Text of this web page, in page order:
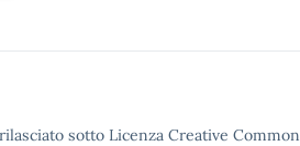
sotto Licenza Creative